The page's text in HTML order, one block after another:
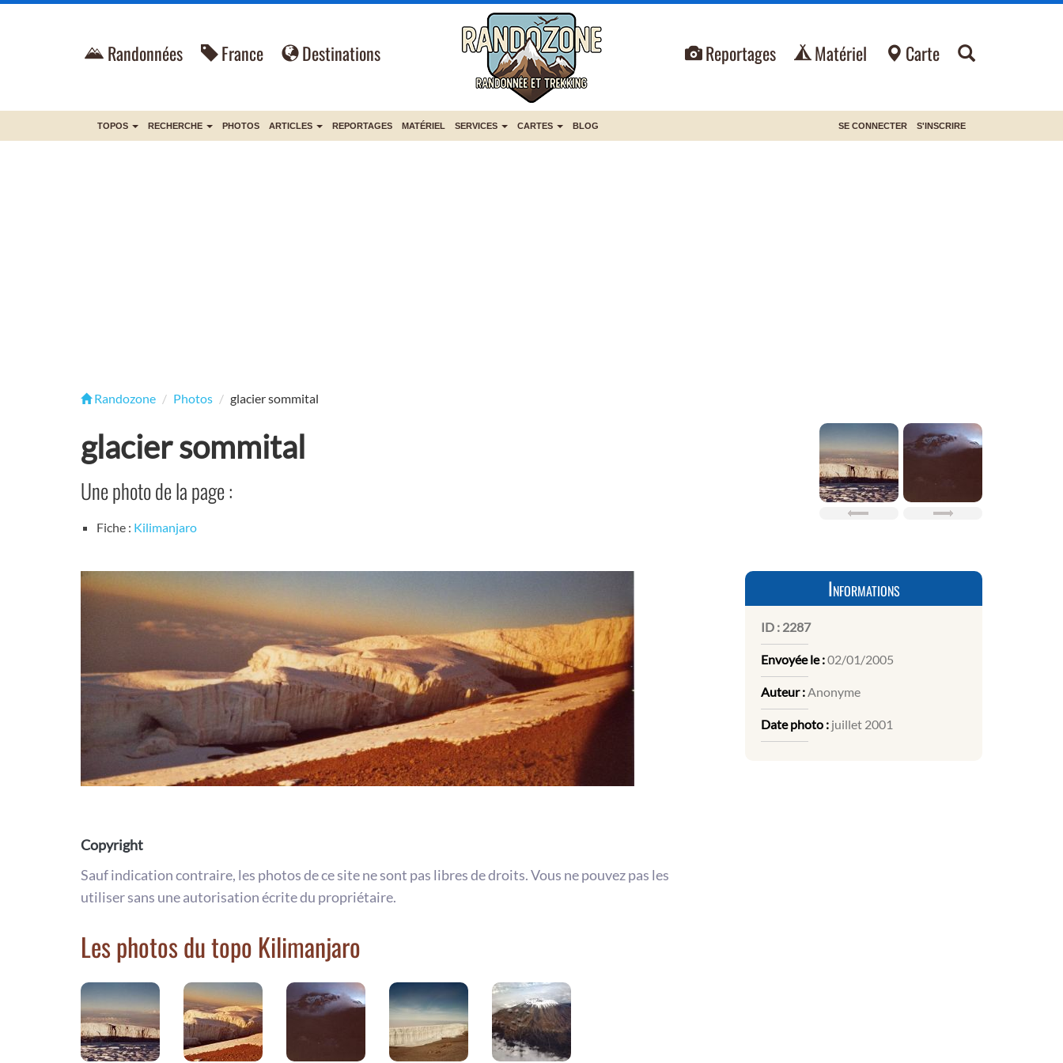
Randonnées France Destinations Reportages Matériel Carte
TOPOS RECHERCHE PHOTOS ARTICLES REPORTAGES MATÉRIEL SERVICES CARTES BLOG SE CONNECTER S'INSCRIRE
Randozone Photos glacier sommital
glacier sommital
Une photo de la page :
Fiche : Kilimanjaro
Copyright
Sauf indication contraire, les photos de ce site ne sont pas libres de droits. Vous ne pouvez pas les
utiliser sans une autorisation écrite du propriétaire.
Les photos du topo Kilimanjaro
Informations
ID : 2287
Envoyée le :02/01/2005
Auteur :Anonyme
Date photo : juillet 2001